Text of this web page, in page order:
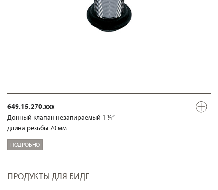
649.15.270.xxx
Донный клапан незапираемый 1 ¼“
длина резьбы 70 мм
ПОДРОБНО
ПРОДУКТЫ ДЛЯ БИДЕ